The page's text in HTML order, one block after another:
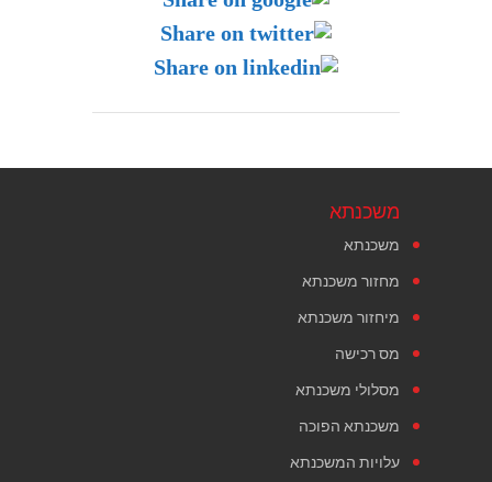
משכנתא
משכנתא
מחזור משכנתא
מיחזור משכנתא
מס רכישה
מסלולי משכנתא
משכנתא הפוכה
עלויות המשכנתא